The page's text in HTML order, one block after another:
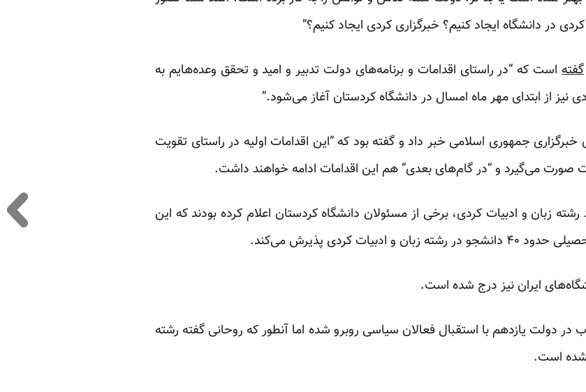
در دانشگاه ایجاد کنیم؟ خبرگزاری کردی ایجاد کنیم؟”
گفته است که “در راستای اقدامات و برنامه‌های دولت تدبیر و امید و تحقق وعده‌هایم به
نیز از ابتدای مهر ماه امسال در دانشگاه کردستان آغاز می‌شود.”
جمهوری اسلامی خبر داد و گفته بود که “این اقدامات اولیه در راستای تقویت
صورت می‌گیرد و “در گام‌های بعدی” هم این اقدامات ادامه خواهند داشت.
زبان و ادبیات کردی، برخی از مسئولان دانشگاه کردستان اعلام کرده بودند که این
کردی پذیرش می‌کند.
ایران نیز درج شده است.
در دولت یازدهم با استقبال فعالان سیاسی روبرو شده اما آنطور که روحانی گفته رشته
است.